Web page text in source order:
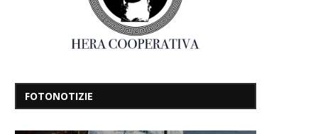
FOTONOTIZIE